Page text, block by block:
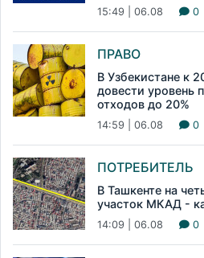
15:49 | 06.08 0
ПРАВО
В Узбекистане к
довести уровень
отходов до 20%
14:59 | 06.08 0
ПОТРЕБИТЕЛЬ
В Ташкенте на
участок МКАД -
14:09 | 06.08 0